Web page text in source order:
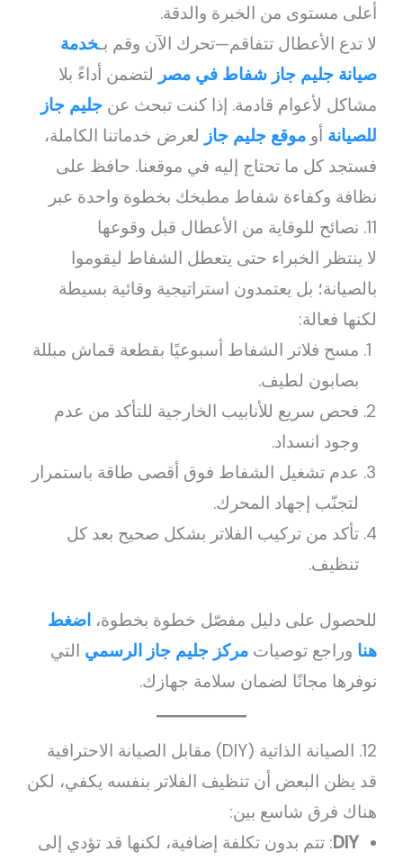
أعلى مستوى من الخبرة والدقة.
لا تدع الأعطال تتفاقم—تحرك الآن وقم بـخدمة
صيانة جليم جاز شفاط في مصر لتضمن أداءً بلا
مشاكل لأعوام قادمة. إذا كنت تبحث عنجليم جاز
للصيانة أوموقع جليم جاز لعرض خدماتنا الكاملة،
فستجد كل ما تحتاج إليه في موقعنا. حافظ على
نظافة وكفاءة شفاط مطبخك بخطوة واحدة عبر
11. نصائح للوقاية من الأعطال قبل وقوعها
لا ينتظر الخبراء حتى يتعطل الشفاط ليقوموا
بالصيانة؛ بل يعتمدون استراتيجية وقائية بسيطة
لكنها فعالة:
مسح فلاتر الشفاط أسبوعيًا بقطعة قماش مبللة
بصابون لطيف.
فحص سريع للأنابيب الخارجية للتأكد من عدم
وجود انسداد.
عدم تشغيل الشفاط فوق أقصى طاقة باستمرار
لتجنّب إجهاد المحرك.
تأكد من تركيب الفلاتر بشكل صحيح بعد كل
تنظيف.
للحصول على دليل مفصّل خطوة بخطوة،اضغط
هنا وراجع توصياتمركز جليم جاز الرسمي التي
نوفرها مجانًا لضمان سلامة جهازك.
12. الصيانة الذاتية (DIY) مقابل الصيانة الاحترافية
قد يظن البعض أن تنظيف الفلاتر بنفسه يكفي، لكن
هناك فرق شاسع بين:
DIY: تتم بدون تكلفة إضافية، لكنها قد تؤدي إلى